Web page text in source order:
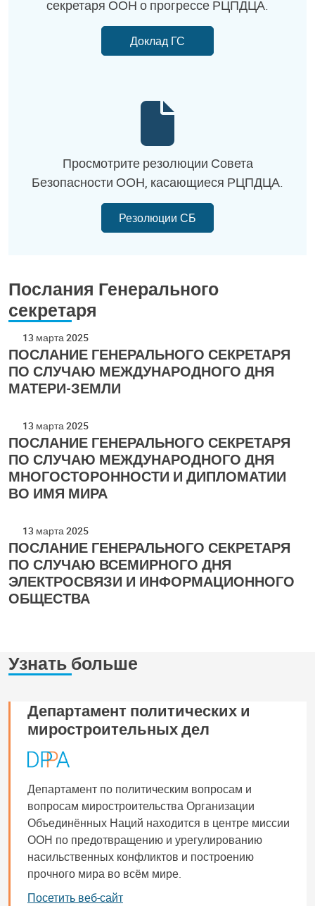
секретаря ООН о прогрессе РЦПДЦА.
Доклад ГС
Просмотрите резолюции Совета
Безопасности ООН, касающиеся РЦПДЦА.
Резолюции СБ
Послания Генерального
секретаря
13 марта 2025
ПОСЛАНИЕ ГЕНЕРАЛЬНОГО СЕКРЕТАРЯ
ПО СЛУЧАЮ МЕЖДУНАРОДНОГО ДНЯ
МАТЕРИ-ЗЕМЛИ
13 марта 2025
ПОСЛАНИЕ ГЕНЕРАЛЬНОГО СЕКРЕТАРЯ
ПО СЛУЧАЮ МЕЖДУНАРОДНОГО ДНЯ
МНОГОСТОРОННОСТИ И ДИПЛОМАТИИ
ВО ИМЯ МИРА
13 марта 2025
ПОСЛАНИЕ ГЕНЕРАЛЬНОГО СЕКРЕТАРЯ
ПО СЛУЧАЮ ВСЕМИРНОГО ДНЯ
ЭЛЕКТРОСВЯЗИ И ИНФОРМАЦИОННОГО
ОБЩЕСТВА
Узнать больше
Департамент политических и
миростроительных дел
Департамент по политическим вопросам и
вопросам миростроительства Организации
Объединённых Наций находится в центре миссии
ООН по предотвращению и урегулированию
насильственных конфликтов и построению
прочного мира во всём мире.
Посетить веб-сайт